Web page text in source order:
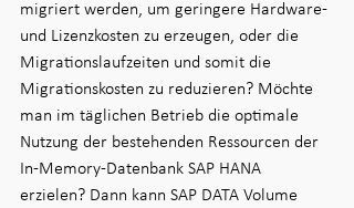
migriert werden, um geringere Hardware-
und Lizenzkosten zu erzeugen, oder die
Migrationslaufzeiten und somit die
Migrationskosten zu reduzieren? Möchte
man im täglichen Betrieb die optimale
Nutzung der bestehenden Ressourcen der
In-Memory-Datenbank SAP HANA
erzielen? Dann kann SAP DATA Volume